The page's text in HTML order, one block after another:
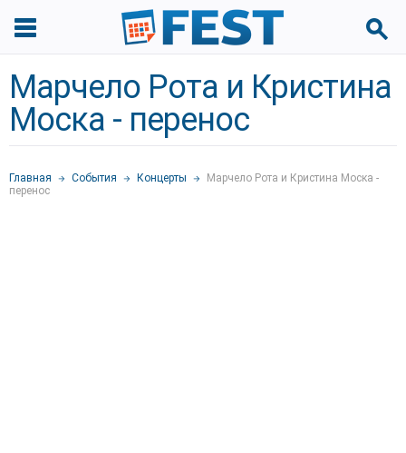
Марчело Рота и Кристина
Моска - перенос
Главная События Концерты
Марчело Рота и Кристина Моска -
перенос